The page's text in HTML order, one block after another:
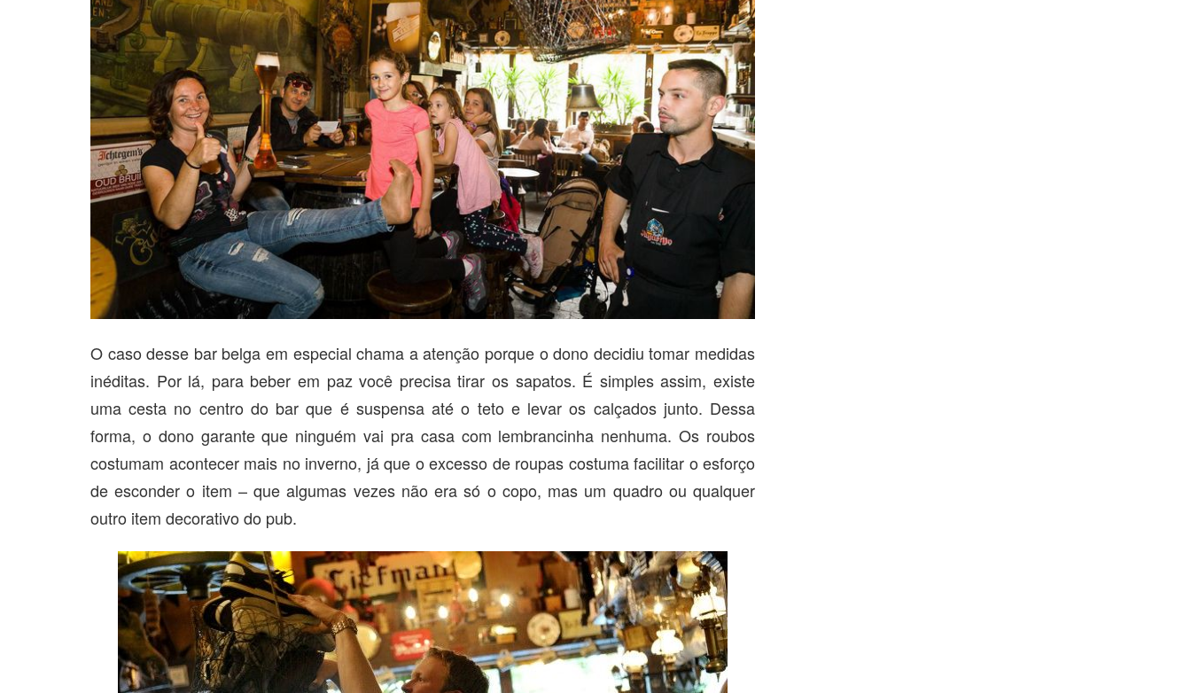
O caso desse bar belga em especial chama a atenção porque o dono decidiu tomar medidas
inéditas. Por lá, para beber em paz você precisa tirar os sapatos. É simples assim, existe
uma cesta no centro do bar que é suspensa até o teto e levar os calçados junto. Dessa
forma, o dono garante que ninguém vai pra casa com lembrancinha nenhuma. Os roubos
costumam acontecer mais no inverno, já que o excesso de roupas costuma facilitar o esforço
de esconder o item – que algumas vezes não era só o copo, mas um quadro ou qualquer
outro item decorativo do pub.